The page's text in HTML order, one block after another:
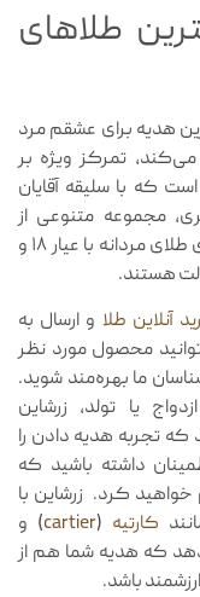
طلاهای
هدیه برای عشقم مرد
می‌کند، تمرکز ویژه بر
که با سلیقه آقایان
مجموعه متنوعی از
دستبندها، انگشترها، گردنبندها و ست‌های طلای مردانه با عیار ۱۸ و
آنلاین طلا و ارسال به
محصول مورد نظر
ما بهره‌مند شوید.
یا تولد، زرشاین
که تجربه هدیه دادن را
داشته باشید که
خواهید کرد. زرشاین با
کارتیه (
cartier) و
که هدیه شما هم از
باشد.